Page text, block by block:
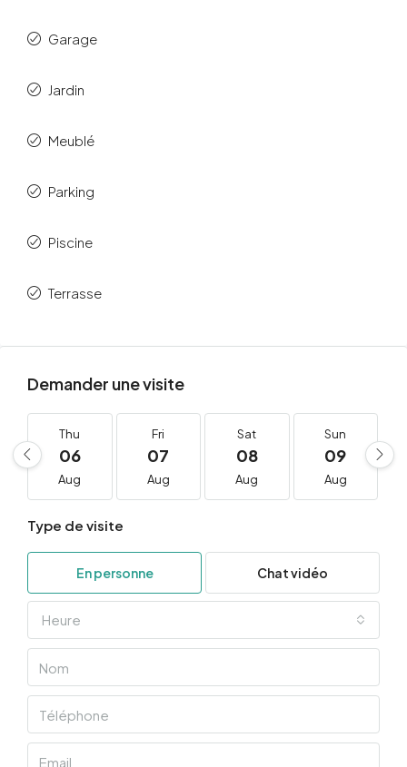
Garage
Jardin
Meublé
Parking
Piscine
Terrasse
Demander une visite
Thu
06
Aug
Fri
07
Aug
Sat
08
Aug
Sun
09
Aug
Type de visite
En personne Chat vidéo
Heure